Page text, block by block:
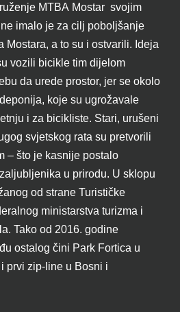
MTBA Mostar svojim
imalo je za cilj poboljšanje
Mostara, a to su i ostvarili. Ideja
vozili bicikle tim dijelom
da urede prostor, jer se okolo
koje su ugrožavale
i za bicikliste. Stari, urušeni
svjetskog rata su pretvorili
– što je kasnije postalo
u prirodu. U sklopu
od strane Turističke
ministarstva turizma i
Tako od 2016. godine
ostalog čini Park Fortica u
prvi zip-line u Bosni i